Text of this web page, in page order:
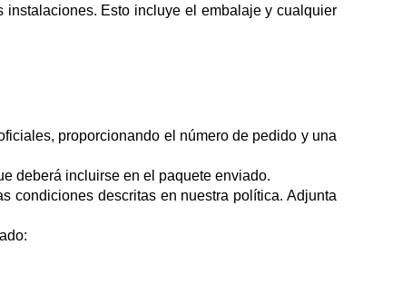
instalaciones. Esto incluye el embalaje y cualquier
proporcionando el número de pedido y una
deberá incluirse en el paquete enviado.
condiciones descritas en nuestra política. Adjunta